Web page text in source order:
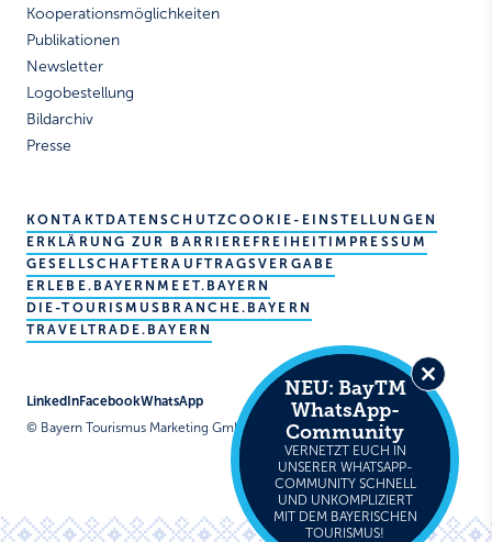
Kooperationsmöglichkeiten
Publikationen
Newsletter
Logobestellung
Bildarchiv
Presse
KONTAKT DATENSCHUTZCOOKIE-EINSTELLUNGEN
ERKLÄRUNG ZUR BARRIEREFREIHEIT IMPRESSUM
GESELLSCHAFTERAUFTRAGSVERGABE
ERLEBE.BAYERNMEET.BAYERN
DIE-TOURISMUSBRANCHE.BAYERN
TRAVELTRADE.BAYERN
LinkedInFacebookWhatsApp
© Bayern Tourismus Marketing GmbH
Close
this
module
NEU: BayTM
WhatsApp-
Community
VERNETZT EUCH IN
UNSERER WHATSAPP-
COMMUNITY SCHNELL
UND UNKOMPLIZIERT
MIT DEM BAYERISCHEN
TOURISMUS!